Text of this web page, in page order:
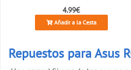
4.99€
Añadir a la Cesta
Repuestos para Asus